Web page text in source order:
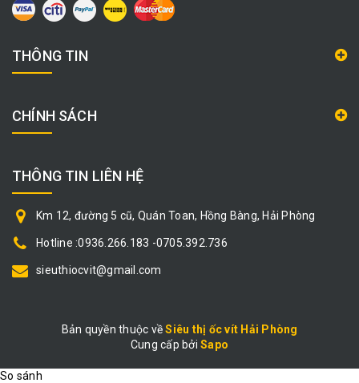
THÔNG TIN
CHÍNH SÁCH
THÔNG TIN LIÊN HỆ
Km 12, đường 5 cũ, Quán Toan, Hồng Bàng, Hải Phòng
Hotline :0936.266.183 -0705.392.736
sieuthiocvit@gmail.com
Bản quyền thuộc vềSiêu thị ốc vít Hải Phòng
|
Cung cấp bởiSapo
So sánh